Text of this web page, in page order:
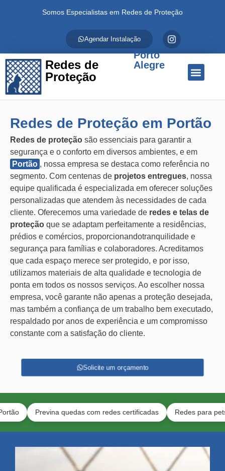
Somos Especialistas em Redes de Proteção
Agendar Instalação
Redes de
Proteção
Porto
Alegre
Redes de Proteção em Portão
Redes de proteção são essenciais para garantir a
segurança e o conforto em diversos ambientes, e em
Portão , nossa empresa se destaca como referência no
segmento. Com centenas de projetos entregues, nossa
equipe qualificada é especializada em oferecer soluções
personalizadas que atendem às necessidades de cada
cliente. Oferecemos uma variedade de redes e telas de
proteção que se adaptam perfeitamente a residências,
prédios e comércios, proporcionandotranquilidade e
segurança para famílias e colaboradores. Acreditamos
que cada espaço merece ser protegido, e por isso,
utilizamos materiais de alta qualidade e tecnologia de
ponta em todos os nossos serviços. Ao escolher nossa
empresa, você garante não apenas a proteção desejada,
mas também a confiança de um trabalho bem executado,
respaldado por anos de experiência e um compromisso
constante com a satisfação do cliente.
Solicite um orçamento
Previna quedas com redes certificadas Redes para pets e